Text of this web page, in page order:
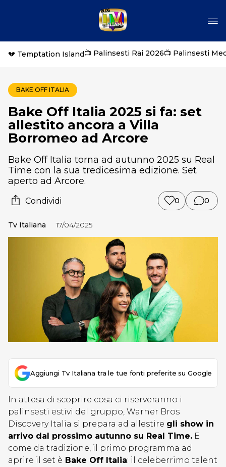
💔 Temptation Island📺 Palinsesti Rai 2026📺 Palinsesti
BAKE OFF ITALIA
Bake Off Italia 2025 si fa: set
allestito ancora a Villa
Borromeo ad Arcore
Bake Off Italia torna ad autunno 2025 su Real
Time con la sua tredicesima edizione. Set
aperto ad Arcore.
Condividi 0 0
Tv Italiana 17/04/2025
Aggiungi Tv Italiana tra le tue fonti preferite su Google
In attesa di scoprire cosa ci riserveranno i
palinsesti estivi del gruppo, Warner Bros
Discovery Italia si prepara ad allestire gli show in
arrivo dal prossimo autunno su Real Time. E
come da tradizione, il primo programma ad
aprire il set è Bake Off Italia: il celeberrimo talent